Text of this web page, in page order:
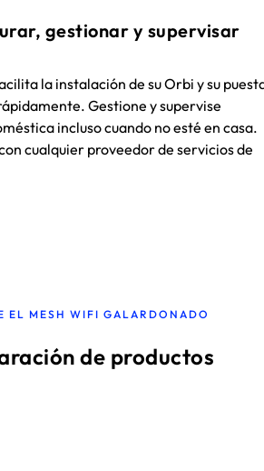
gestionar y supervisar
la instalación de su Orbi y su
Gestione y supervise
incluso cuando no esté en casa.
cualquier proveedor de servicios de
EL MESH WIFI GALARDONADO
de productos